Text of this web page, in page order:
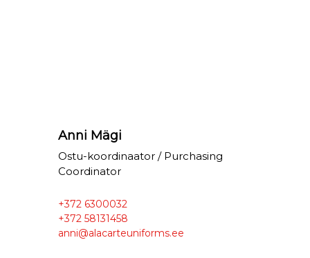
Anni Mägi
Ostu-koordinaator / Purchasing
Coordinator
+372 6300032
+372 58131458
anni@alacarteuniforms.ee